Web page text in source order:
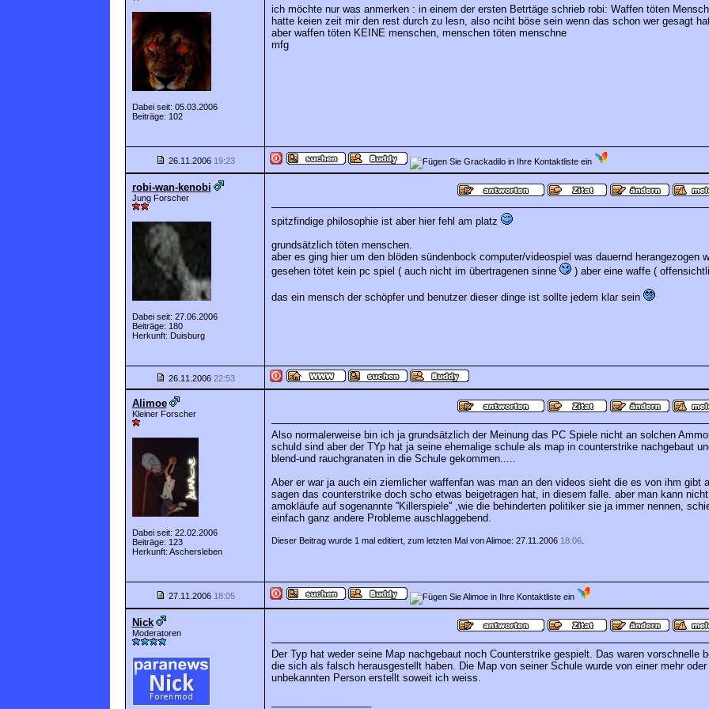
Dabei seit: 05.03.2006
Beiträge: 102
ich möchte nur was anmerken : in einem der ersten Betrtäge schrieb robi: Waffen töten
hatte keien zeit mir den rest durch zu lesn, also nciht böse sein wenn das schon wer gesagt
aber waffen töten KEINE menschen, menschen töten menschne
mfg
26.11.2006 19:23
robi-wan-kenobi
Jung Forscher
Dabei seit: 27.06.2006
Beiträge: 180
Herkunft: Duisburg
spitzfindige philosophie ist aber hier fehl am platz
grundsätzlich töten menschen.
aber es ging hier um den blöden sündenbock computer/videospiel was dauernd herangezogen
gesehen tötet kein pc spiel ( auch nicht im übertragenen sinne
) aber eine waffe (
das ein mensch der schöpfer und benutzer dieser dinge ist sollte jedem klar sein
26.11.2006 22:53
Alimoe
Kleiner Forscher
Dabei seit: 22.02.2006
Beiträge: 123
Herkunft: Aschersleben
Also normalerweise bin ich ja grundsätzlich der Meinung das PC Spiele nicht an solchen
schuld sind aber der TYp hat ja seine ehemalige schule als map in counterstrike nachgebaut
blend-und rauchgranaten in die Schule gekommen.....
Aber er war ja auch ein ziemlicher waffenfan was man an den videos sieht die es von ihm gibt
sagen das counterstrike doch scho etwas beigetragen hat, in diesem falle. aber man kann
amokläufe auf sogenannte ''Killerspiele'' ,wie die behinderten politiker sie ja immer nennen,
einfach ganz andere Probleme auschlaggebend.
Dieser Beitrag wurde 1 mal editiert, zum letzten Mal von Alimoe: 27.11.2006 18:06.
27.11.2006 18:05
Nick
Moderatoren
Der Typ hat weder seine Map nachgebaut noch Counterstrike gespielt. Das waren vorschnelle
die sich als falsch herausgestellt haben. Die Map von seiner Schule wurde von einer mehr oder
unbekannten Person erstellt soweit ich weiss.